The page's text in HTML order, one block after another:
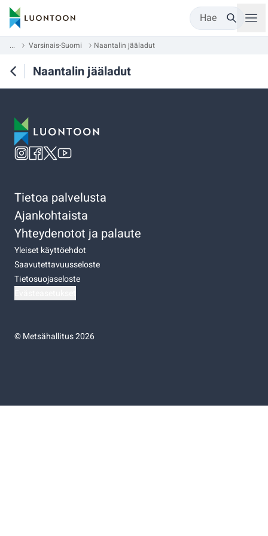
Hae
... Varsinais-Suomi Naantalin jääladut
Naantalin jääladut
Tietoa palvelusta
Ajankohtaista
Yhteydenotot ja palaute
Yleiset käyttöehdot
Saavutettavuusseloste
Tietosuojaseloste
©Metsähallitus 2026